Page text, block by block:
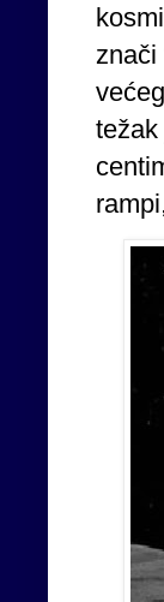
znači